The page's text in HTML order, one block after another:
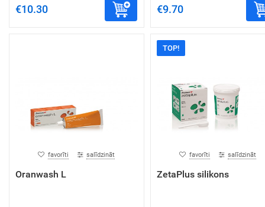
€10.30 €9.70
favorīti salīdzināt
Oranwash L
TOP!
favorīti salīdzināt
ZetaPlus silikons